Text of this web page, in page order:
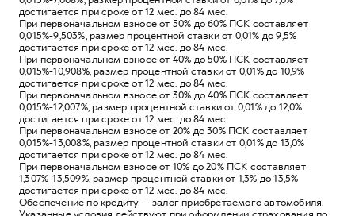
достигается при сроке от 12 мес. до 84 мес.
При первоначальном взносе от 50% до 60% ПСК составляет
0,015%-9,503%, размер процентной ставки от 0,01% до 9,5%
достигается при сроке от 12 мес. до 84 мес.
При первоначальном взносе от 40% до 50% ПСК составляет
0,015%-10,908%, размер процентной ставки от 0,01% до 10,9%
достигается при сроке от 12 мес. до 84 мес.
При первоначальном взносе от 30% до 40% ПСК составляет
0,015%-12,007%, размер процентной ставки от 0,01% до 12,0%
достигается при сроке от 12 мес. до 84 мес.
При первоначальном взносе от 20% до 30% ПСК составляет
0,015%-13,008%, размер процентной ставки от 0,01% до 13,0%
достигается при сроке от 12 мес. до 84 мес.
При первоначальном взносе от 10% до 20% ПСК составляет
1,307%-13,509%, размер процентной ставки от 1,3% до 13,5%
достигается при сроке от 12 мес. до 84 мес.
Обеспечение по кредиту — залог приобретаемого автомобиля.